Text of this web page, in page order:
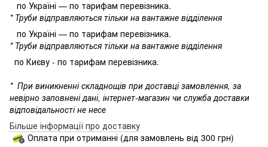
по Україні — по тарифам перевізника.
* Труби відправляються тільки на вантажне відділення
по Україні — по тарифам перевізника.
* Труби відправляються тільки на вантажне відділення
по Києву - по тарифам перевізника.
*При виникненні складнощів при доставці замовлення, за
невірно заповнені дані, інтернет-магазин чи служба доставки
відповідальності не несе
Більше інформації про доставку
Оплата при отриманні (для замовлень від 300 грн)